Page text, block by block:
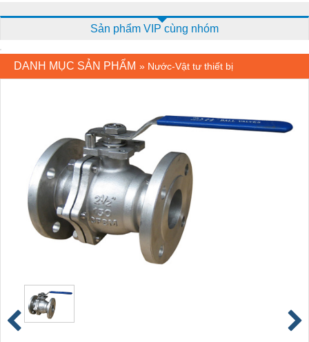
Sản phẩm VIP cùng nhóm
DANH MỤC SẢN PHẨM » Nước-Vật tư thiết bị